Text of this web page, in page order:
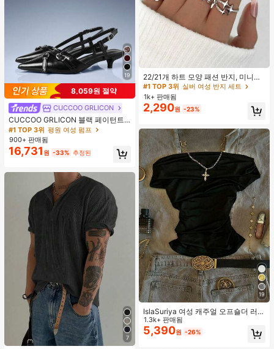
19
8,059원 절약
CUCCOO GRLICON
CUCCOO GRLICON 블랙 페이턴트
가죽 뾰족한 토 메탈 크리스크로스 스
트랩 더블 버클 장식 키튼 힐 뮬 슈즈,
쿨 걸즈를 위한 오토바이 스타일, 봄/
여름, 휴가, 여행, 2000년대 스타일에
#1 TOP 3위 평원 여성 펌프
900+ 판매됨
16,731 원 -33% 추정된
7
22/21개 하트 모양 패션 반지, 미니멀
리스트 크리스탈 임베디드 보헤미안
기하학 반지 세트, 발렌타인데이, 어머
니날 선물
#1 TOP 3위
실버 여성 반지 세트
거의 매진!
#1 TOP 3위 실버 여성 반지 세트
거의 매진!
#1 TOP 3위 실버 여성 반지 세트
거의 매진!
#1 TOP 3위 실버 여성 반지 세트
1k+ 판매됨
2,290원 -23%
19
IslaSuriya 여성 캐주얼 오프숄더 러치
핏 솔리드 블랙 티셔츠, 데일리 출퇴
근, 여름에 적합
1.3k+ 판매됨
5,390원 -26%